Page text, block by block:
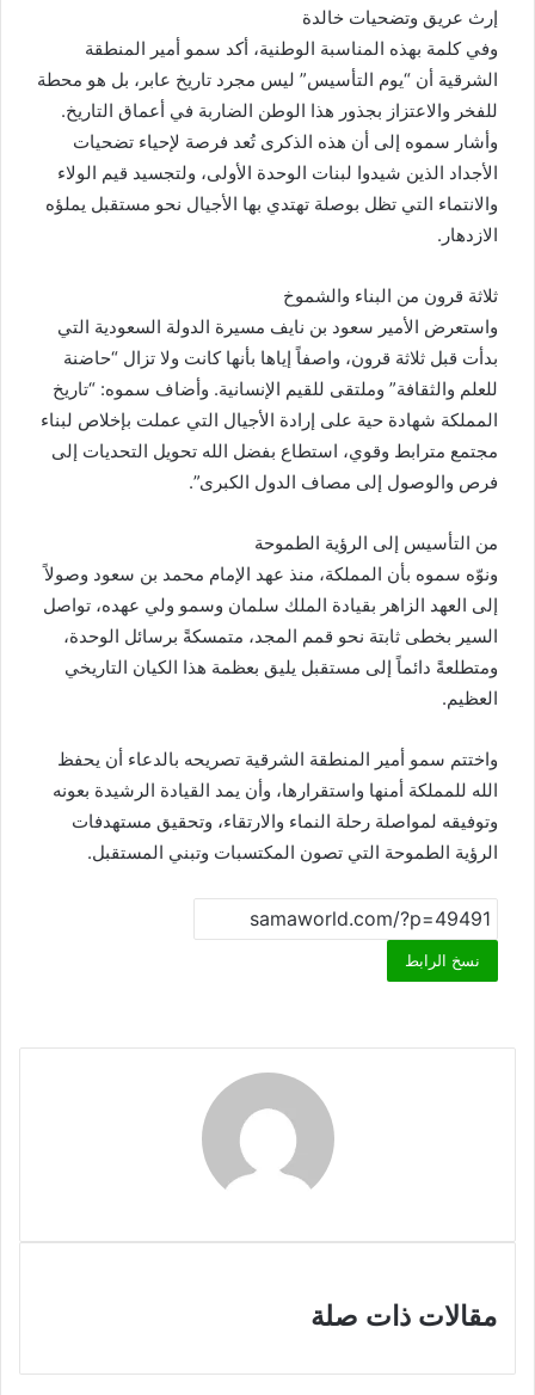
إرث عريق وتضحيات خالدة
وفي كلمة بهذه المناسبة الوطنية، أكد سمو أمير المنطقة
الشرقية أن “يوم التأسيس” ليس مجرد تاريخ عابر، بل هو محطة
للفخر والاعتزاز بجذور هذا الوطن الضاربة في أعماق التاريخ.
وأشار سموه إلى أن هذه الذكرى تُعد فرصة لإحياء تضحيات
الأجداد الذين شيدوا لبنات الوحدة الأولى، ولتجسيد قيم الولاء
والانتماء التي تظل بوصلة تهتدي بها الأجيال نحو مستقبل يملؤه
الازدهار.
ثلاثة قرون من البناء والشموخ
واستعرض الأمير سعود بن نايف مسيرة الدولة السعودية التي
بدأت قبل ثلاثة قرون، واصفاً إياها بأنها كانت ولا تزال “حاضنة
للعلم والثقافة” وملتقى للقيم الإنسانية. وأضاف سموه: “تاريخ
المملكة شهادة حية على إرادة الأجيال التي عملت بإخلاص لبناء
مجتمع مترابط وقوي، استطاع بفضل الله تحويل التحديات إلى
فرص والوصول إلى مصاف الدول الكبرى”.
من التأسيس إلى الرؤية الطموحة
ونوّه سموه بأن المملكة، منذ عهد الإمام محمد بن سعود وصولاً
إلى العهد الزاهر بقيادة الملك سلمان وسمو ولي عهده، تواصل
السير بخطى ثابتة نحو قمم المجد، متمسكةً برسائل الوحدة،
ومتطلعةً دائماً إلى مستقبل يليق بعظمة هذا الكيان التاريخي
العظيم.
واختتم سمو أمير المنطقة الشرقية تصريحه بالدعاء أن يحفظ
الله للمملكة أمنها واستقرارها، وأن يمد القيادة الرشيدة بعونه
وتوفيقه لمواصلة رحلة النماء والارتقاء، وتحقيق مستهدفات
الرؤية الطموحة التي تصون المكتسبات وتبني المستقبل.
نسخ الرابط
مقالات ذات صلة